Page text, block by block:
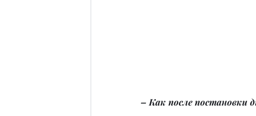
– Как после постановки